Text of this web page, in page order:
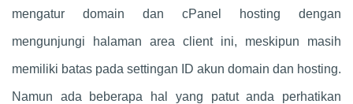
mengatur domain dan cPanel hosting dengan
mengunjungi halaman area client ini, meskipun masih
memiliki batas pada settingan ID akun domain dan hosting.
Namun ada beberapa hal yang patut anda perhatikan